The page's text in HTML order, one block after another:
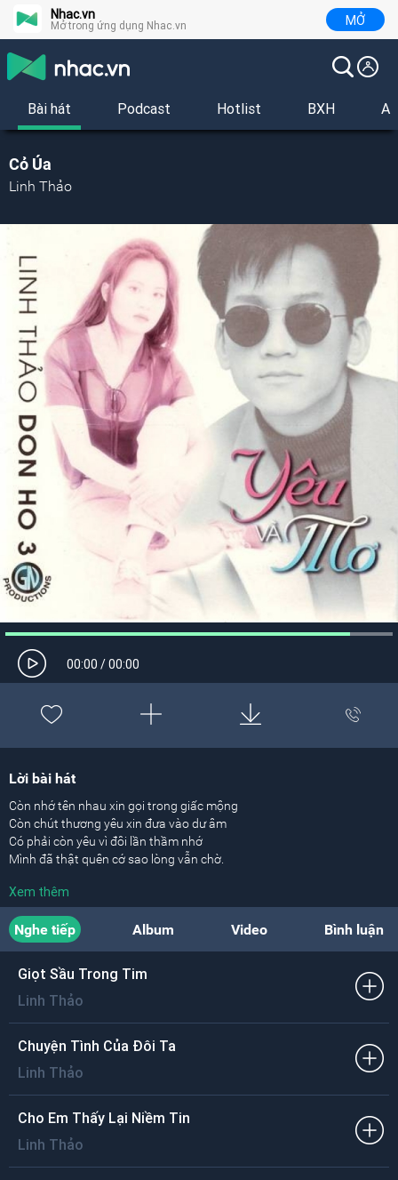
Nhac.vn
Mở trong ứng dụng Nhac.vn MỞ
Bài hát Podcast Hotlist BXH
Cỏ Úa
Linh Thảo
00:00 /00:00
Lời bài hát
Còn nhớ tên nhau xin gọi trong giấc mộng
Còn chút thương yêu xin đưa vào dư âm
Có phải còn yêu vì đôi lần thầm nhớ
Mình đã thật quên cớ sao lòng vẫn chờ.
Từ lúc em đi trong rượu cay men nồng
Bão tố triền miên ngày em về nhà đó
[ĐK:]
Một chiều trên đồi em làm thơ
Mộng dệt theo đàn bên người mơ
Mới biết mình yêu bao giờ.
Tình đã như vôi mong chi còn chung đôi
Cứ cúi mặt đi để nghe đời lầm lỡ
Đừng níu thời gian cho thêm sầu vương mang.
Xem thêm
Nghe tiếp Album Video Bình luận
Giọt Sầu Trong Tim
Linh Thảo
Chuyện Tình Của Đôi Ta
Linh Thảo
Cho Em Thấy Lại Niềm Tin
Linh Thảo